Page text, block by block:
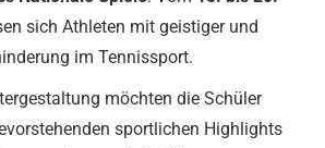
sich Athleten mit geistiger und
im Tennissport.
möchten die Schüler
sportlichen Highlights